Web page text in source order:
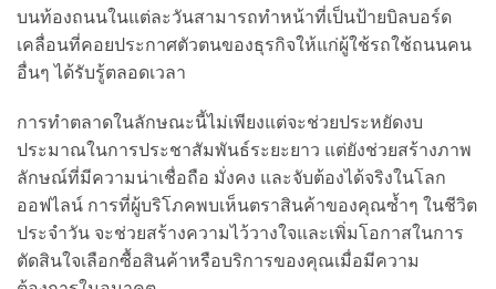
บนท้องถนนในแต่ละวันสามารถทำหน้าที่เป็นป้ายบิลบอร์ด
เคลื่อนที่คอยประกาศตัวตนของธุรกิจให้แก่ผู้ใช้รถใช้ถนนคน
อื่นๆ ได้รับรู้ตลอดเวลา
การทำตลาดในลักษณะนี้ไม่เพียงแต่จะช่วยประหยัดงบ
ประมาณในการประชาสัมพันธ์ระยะยาว แต่ยังช่วยสร้างภาพ
ลักษณ์ที่มีความน่าเชื่อถือ มั่งคง และจับต้องได้จริงในโลก
ออฟไลน์ การที่ผู้บริโภคพบเห็นตราสินค้าของคุณซ้ำๆ ในชีวิต
ประจำวัน จะช่วยสร้างความไว้วางใจและเพิ่มโอกาสในการ
ตัดสินใจเลือกซื้อสินค้าหรือบริการของคุณเมื่อมีความ